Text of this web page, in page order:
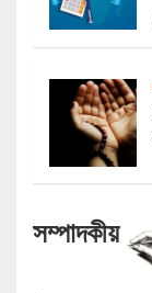
সম্পাদকীয়